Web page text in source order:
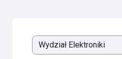
Kategorie kursów